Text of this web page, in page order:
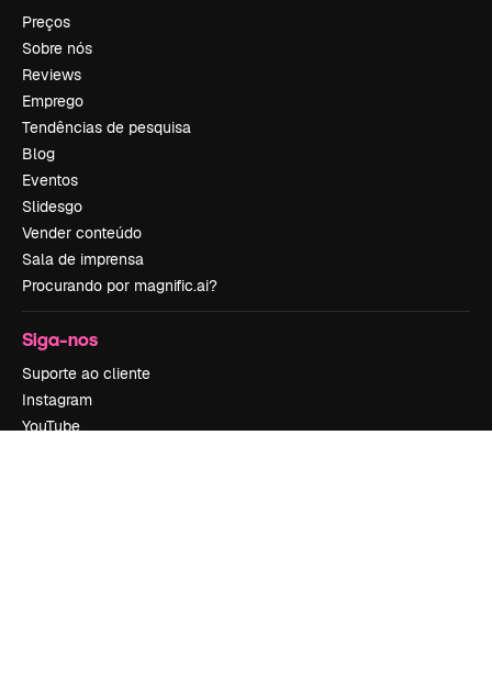
Preços
Sobre nós
Reviews
Emprego
Tendências de pesquisa
Blog
Eventos
Slidesgo
Vender conteúdo
Sala de imprensa
Procurando por magnific.ai?
Siga-nos
Suporte ao cliente
Instagram
YouTube